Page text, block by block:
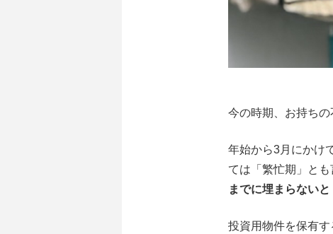
今の時期、お持ちの
年始から3月にかけ
ては「繁忙期」と
までに埋まらない
投資用物件を保有